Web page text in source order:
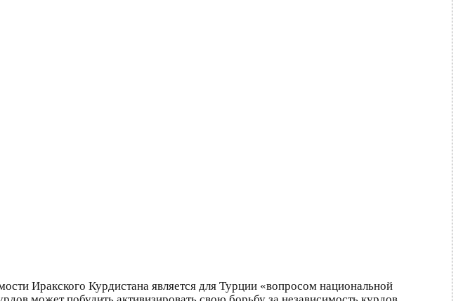
Иракского Курдистана является для Турции «вопросом национальной